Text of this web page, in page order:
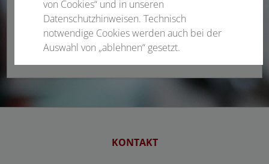
Tel.: +49 3641 3116-397
kopfschmerzkongress@conventus.de
KONTAKT
von Cookies“ und in unseren
Datenschutzhinweisen. Technisch
notwendige Cookies werden auch bei der
Auswahl von „ablehnen“ gesetzt.
Notwendige Cookies
Statistisch